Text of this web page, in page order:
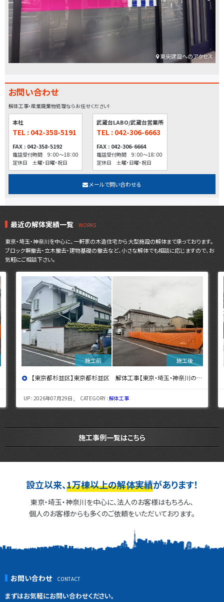
東央建設へのアクセス
お問い合わせ
解体工事・産業廃棄物処理ならお任せください!
本社
TEL : 042-358-5191
FAX : 042-358-5192
電話受付時間 9：00～18：00
定休日 土曜・日曜・祝日
武蔵台LABO/武蔵台営業所
TEL : 042-306-6663
FAX : 042-306-6664
電話受付時間 9：00～18：00
定休日 土曜・日曜・祝日
メールで問い合わせる
最近の解体実績一覧
東京・埼玉・神奈川を中心に、一軒家の木造住宅から大型施設の解体まで承っております。
ブロック塀撤去・立木撤去・建物基礎の撤去など、小さな解体でも相談に応じますので、お
気軽にご相談下さい。
【東京都杉並区】東京都杉並区 解体工事【東京・埼玉・神奈川の解体工事なら東央建設へ】
UP : 2026年07月29日 , CATEGORY :解体工事
施工事例一覧はこちら
設立以来、1万棟以上の解体実績があります！
東京・埼玉・神奈川を中心に、法人のお客様はもちろん、
個人のお客様からも多くのご依頼をいただいております。
お問い合わせ
まずはお気軽にお問い合わせください。